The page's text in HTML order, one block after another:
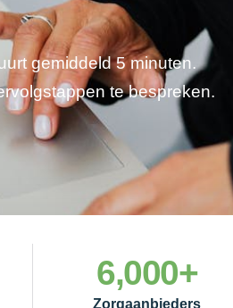
gemiddeld 5 minuten.
te bespreken.
Zorgaanbieders
6,000+